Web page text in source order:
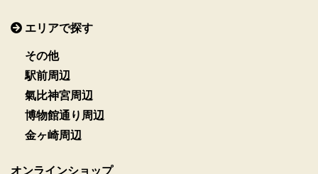
エリアで探す
その他
駅前周辺
氣比神宮周辺
博物館通り周辺
金ヶ崎周辺
オンラインショップ